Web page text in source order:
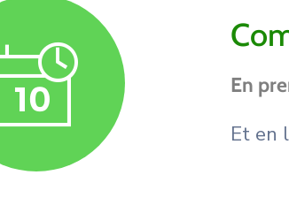
En
Et en